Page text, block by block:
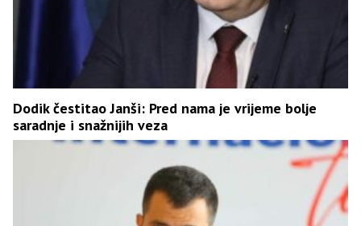
Dodik čestitao Janši: Pred nama je vrijeme bolje
saradnje i snažnijih veza